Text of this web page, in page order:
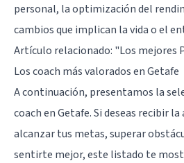
personal, la optimización del
cambios que implican la vida o el
Artículo relacionado: "Los mejores
Los coach más valorados en Getafe
A continuación, presentamos la
coach en Getafe. Si deseas recibir
alcanzar tus metas, superar
sentirte mejor, este listado te